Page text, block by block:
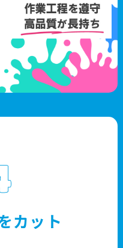
カット